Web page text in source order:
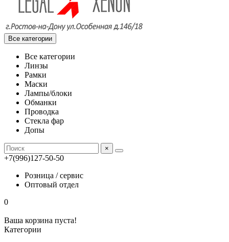
Все категории
Все категории
Линзы
Рамки
Маски
Лампы/блоки
Обманки
Проводка
Стекла фар
Допы
×
+7(996)127-50-50
Розница / сервис
Оптовый отдел
0
Ваша корзина пуста!
Категории